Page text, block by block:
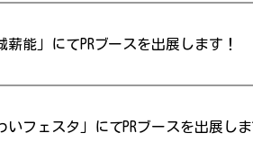
能」にてPRブースを出展します！
フェスタ」にてPRブースを出展しま